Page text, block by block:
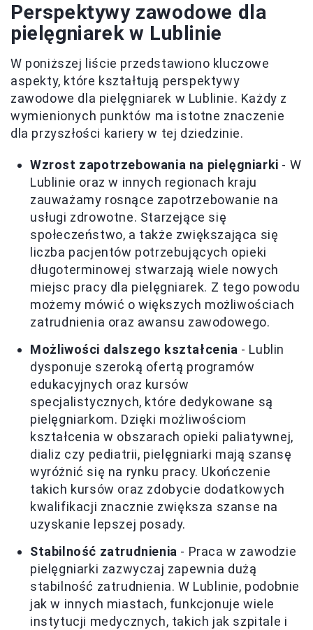
Perspektywy zawodowe dla
pielęgniarek w Lublinie
W poniższej liście przedstawiono kluczowe
aspekty, które kształtują perspektywy
zawodowe dla pielęgniarek w Lublinie. Każdy z
wymienionych punktów ma istotne znaczenie
dla przyszłości kariery w tej dziedzinie.
Wzrost zapotrzebowania na pielęgniarki - W
Lublinie oraz w innych regionach kraju
zauważamy rosnące zapotrzebowanie na
usługi zdrowotne. Starzejące się
społeczeństwo, a także zwiększająca się
liczba pacjentów potrzebujących opieki
długoterminowej stwarzają wiele nowych
miejsc pracy dla pielęgniarek. Z tego powodu
możemy mówić o większych możliwościach
zatrudnienia oraz awansu zawodowego.
Możliwości dalszego kształcenia - Lublin
dysponuje szeroką ofertą programów
edukacyjnych oraz kursów
specjalistycznych, które dedykowane są
pielęgniarkom. Dzięki możliwościom
kształcenia w obszarach opieki paliatywnej,
dializ czy pediatrii, pielęgniarki mają szansę
wyróżnić się na rynku pracy. Ukończenie
takich kursów oraz zdobycie dodatkowych
kwalifikacji znacznie zwiększa szanse na
uzyskanie lepszej posady.
Stabilność zatrudnienia - Praca w zawodzie
pielęgniarki zazwyczaj zapewnia dużą
stabilność zatrudnienia. W Lublinie, podobnie
jak w innych miastach, funkcjonuje wiele
instytucji medycznych, takich jak szpitale i